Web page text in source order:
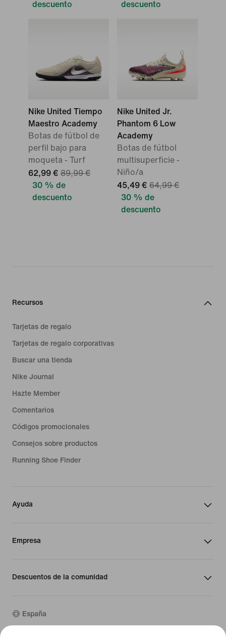
descuento
descuento
Nike United Tiempo
Maestro Academy
Botas de fútbol de
perfil bajo para
moqueta - Turf
62,99 € 89,99 €
30 % de
descuento
Nike United Jr.
Phantom 6 Low
Academy
Botas de fútbol
multisuperficie -
Niño/a
45,49 € 64,99 €
30 % de
descuento
Recursos
Tarjetas de regalo
Tarjetas de regalo corporativas
Buscar una tienda
Nike Journal
Hazte Member
Comentarios
Códigos promocionales
Consejos sobre productos
Running Shoe Finder
Ayuda
Empresa
Descuentos de la comunidad
España